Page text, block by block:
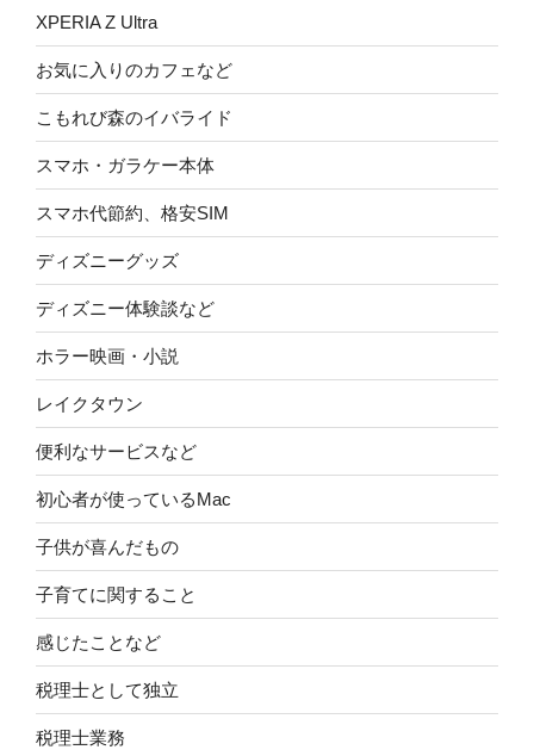
XPERIA Z Ultra
お気に入りのカフェなど
こもれび森のイバライド
スマホ・ガラケー本体
スマホ代節約、格安SIM
ディズニーグッズ
ディズニー体験談など
ホラー映画・小説
レイクタウン
便利なサービスなど
初心者が使っているMac
子供が喜んだもの
子育てに関すること
感じたことなど
税理士として独立
税理士業務